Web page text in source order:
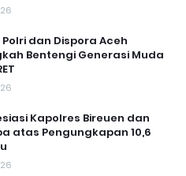
Polri dan Dispora Aceh
Bentengi Generasi Muda
Kapolres Bireuen dan
atas Pengungkapan 10,6